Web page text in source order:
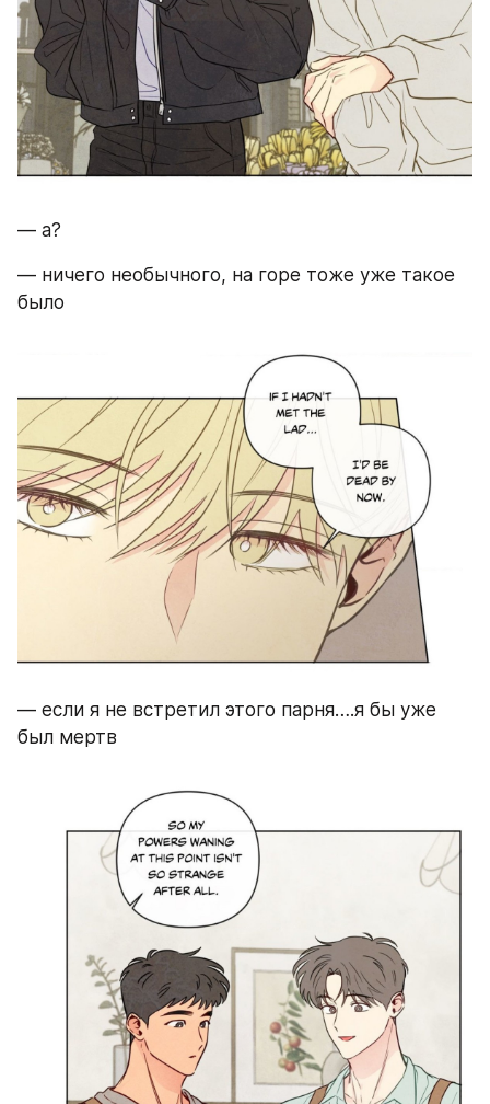
— а?
— ничего необычного, на горе тоже уже такое
было
— если я не встретил этого парня….я бы уже
был мертв